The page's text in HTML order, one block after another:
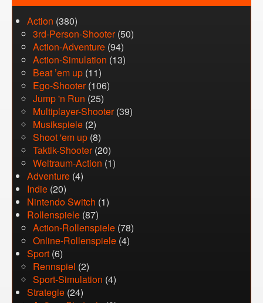
Action (380)
3rd-Person-Shooter(50)
Action-Adventure (94)
Action-Simulation (13)
Beat ’em up (11)
Ego-Shooter(106)
Jump 'n Run (25)
Multiplayer-Shooter(39)
Musikspiele (2)
Shoot 'em up (8)
Taktik-Shooter(20)
Weltraum-Action (1)
Adventure (4)
Indie (20)
Nintendo Switch (1)
Rollenspiele (87)
Action-Rollenspiele (78)
Online-Rollenspiele (4)
Sport (6)
Rennspiel (2)
Sport-Simulation (4)
Strategie (24)